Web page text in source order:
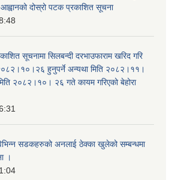
दोस्रो पटक प्रकाशित सूचना
सूचनामा सिलबन्दी दरभाउफाराम खरिद गरि
हुनुपर्ने अन्यथा मिति २०८२।११।
२०८२।१०। २६ गते कायम गरिएको बेहोरा
सडकहरुको अनलाई ठेक्का खुलेको सम्बन्धमा
।